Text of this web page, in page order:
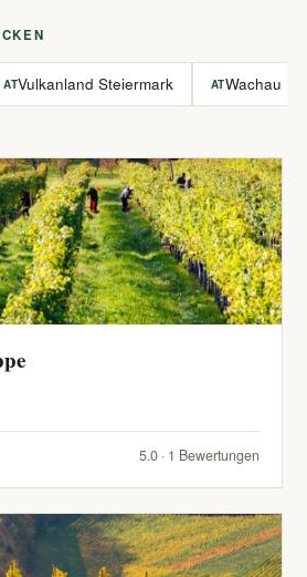
ATVulkanland Steiermark ATWachau
5.0 · 1 Bewertungen